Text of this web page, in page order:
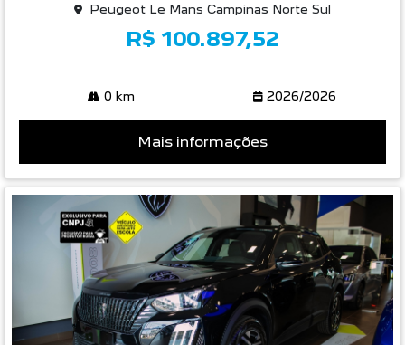
Peugeot Le Mans Campinas Norte Sul
R$ 100.897,52
0 km 2026/2026
Mais informações